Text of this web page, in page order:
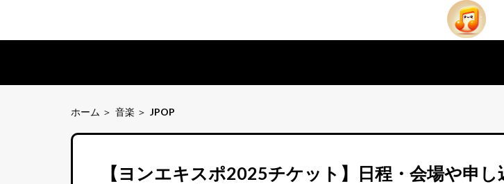
ホーム 音楽 JPOP
【ヨンエキスポ2025チケット】日程・会場や申